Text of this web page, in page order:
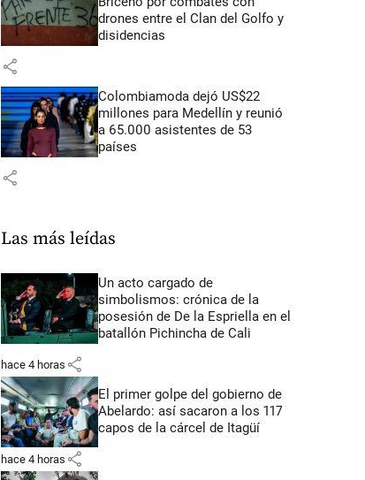
drones entre el Clan del Golfo y
disidencias
share
Colombiamoda dejó US$22
millones para Medellín y reunió
a 65.000 asistentes de 53
países
share
Las más leídas
Un acto cargado de
simbolismos: crónica de la
posesión de De la Espriella en el
batallón Pichincha de Cali
hace 4 horas share
El primer golpe del gobierno de
Abelardo: así sacaron a los 117
capos de la cárcel de Itagüí
hace 4 horas share